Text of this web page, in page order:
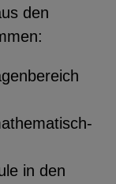
den
in den